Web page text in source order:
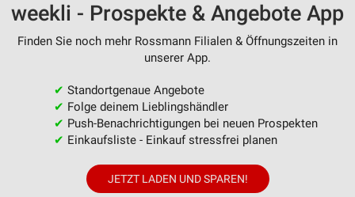
weekli - Prospekte & Angebote App
Finden Sie noch mehr Rossmann Filialen & Öffnungszeiten in
unserer App.
✔ Standortgenaue Angebote
✔ Folge deinem Lieblingshändler
✔ Push-Benachrichtigungen bei neuen Prospekten
✔ Einkaufsliste - Einkauf stressfrei planen
JETZT LADEN UND SPAREN!